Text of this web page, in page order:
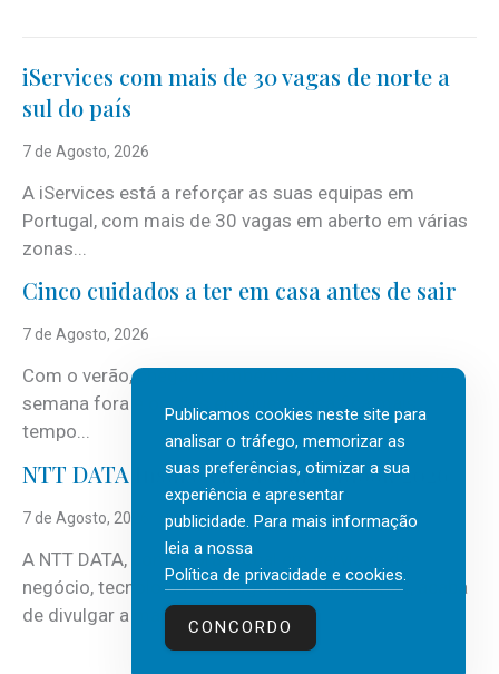
iServices com mais de 30 vagas de norte a
sul do país
7 de Agosto, 2026
A iServices está a reforçar as suas equipas em
Portugal, com mais de 30 vagas em aberto em várias
zonas...
Cinco cuidados a ter em casa antes de sair
7 de Agosto, 2026
Com o verão, chegam também as férias, os fins-de-
semana fora e os dias em que a casa fica mais
tempo...
NTT DATA Insurtech Global Outlook 2026
7 de Agosto, 2026
A NTT DATA, consultora global em serviços de
negócio, tecnologia e inteligência artificial (IA), acaba
de divulgar a mais recente...
Publicamos cookies neste site para
analisar o tráfego, memorizar as
suas preferências, otimizar a sua
experiência e apresentar
publicidade. Para mais informação
leia a nossa
Política de privacidade e cookies.
CONCORDO